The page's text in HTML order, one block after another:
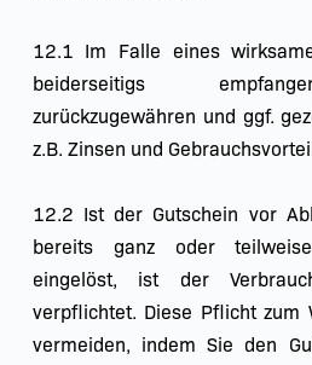
12.1 Im Falle eines
beiderseitigs
zurückzugewähren und ggf.
z.B. Zinsen und
12.2 Ist der Gutschein vor
bereits ganz oder
eingelöst, ist der
verpflichtet. Diese Pflicht zum
vermeiden, indem Sie den